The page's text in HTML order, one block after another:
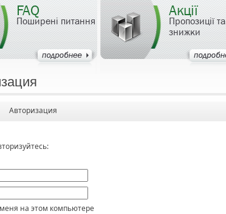
FAQ
Поширені питання
Акції
Пропозиції та
знижки
Авторизация
на этом компьютере